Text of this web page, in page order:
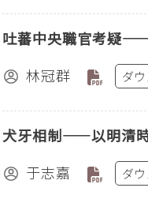
吐蕃中央職官考疑
林冠群
ダ
犬牙相制——以明清
于志嘉
ダ